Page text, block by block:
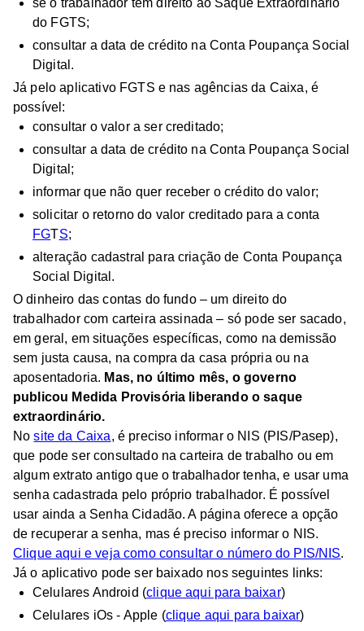
se o trabalhador tem direito ao Saque Extraordinário
do FGTS;
consultar a data de crédito na Conta Poupança Social
Digital.
Já pelo aplicativo FGTS e nas agências da Caixa, é
possível:
consultar o valor a ser creditado;
consultar a data de crédito na Conta Poupança Social
Digital;
informar que não quer receber o crédito do valor;
solicitar o retorno do valor creditado para a conta
FGTS;
alteração cadastral para criação de Conta Poupança
Social Digital.
O dinheiro das contas do fundo – um direito do
trabalhador com carteira assinada – só pode ser sacado,
em geral, em situações específicas, como na demissão
sem justa causa, na compra da casa própria ou na
aposentadoria. Mas, no último mês, o governo
publicou Medida Provisória liberando o saque
extraordinário.
Nosite da Caixa, é preciso informar o NIS (PIS/Pasep),
que pode ser consultado na carteira de trabalho ou em
algum extrato antigo que o trabalhador tenha, e usar uma
senha cadastrada pelo próprio trabalhador. É possível
usar ainda a Senha Cidadão. A página oferece a opção
de recuperar a senha, mas é preciso informar o NIS.
Clique aqui e veja como consultar o número do PIS/NIS.
Já o aplicativo pode ser baixado nos seguintes links:
Celulares Android (clique aqui para baixar)
Celulares iOs - Apple (clique aqui para baixar)